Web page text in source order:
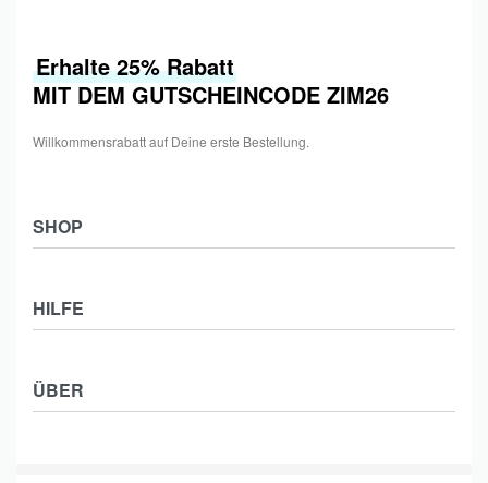
SHOP
Collections
Männer
Kids
HILFE
Zahlung & Versand
Widerrufsbelehrung
ÜBER
Erhalte 25% Rabatt
MIT DEM GUTSCHEINCODE ZIM26
Willkommensrabatt auf Deine erste Bestellung.